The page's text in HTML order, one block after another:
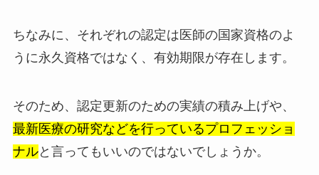
ちなみに、それぞれの認定は医師の国家資格のよ
うに永久資格ではなく、有効期限が存在します。
そのため、認定更新のための実績の積み上げや、
最新医療の研究などを行っているプロフェッショ
ナルと言ってもいいのではないでしょうか。